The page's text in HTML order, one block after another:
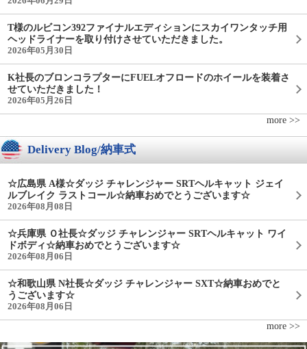
T様のルビコン392ファイナルエディションにスカイワンタッチ用
ヘッドライナーを取り付けさせていただきました。
2026年05月30日
K社長のブロンコラプターにFUELオフロードのホイールを装着さ
せていただきました！
2026年05月26日
more >>
Delivery Blog/納車式
☆広島県 A様☆ダッジ チャレンジャー SRTヘルキャット ジェイ
ルブレイク ラストコール☆納車おめでとうございます☆
2026年08月08日
☆兵庫県 Ｏ社長☆ダッジ チャレンジャー SRTヘルキャット ワイ
ドボディ☆納車おめでとうございます☆
2026年08月06日
☆和歌山県 N社長☆ダッジ チャレンジャー SXT☆納車おめでと
うございます☆
2026年08月06日
more >>